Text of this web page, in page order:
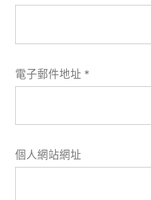
電子郵件地址 *
個人網站網址